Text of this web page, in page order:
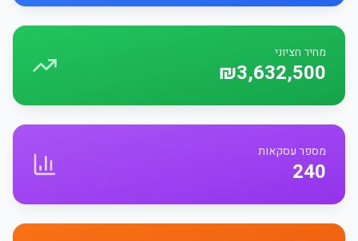
מחיר חציוני
₪3,632,500
מספר עסקאות
240